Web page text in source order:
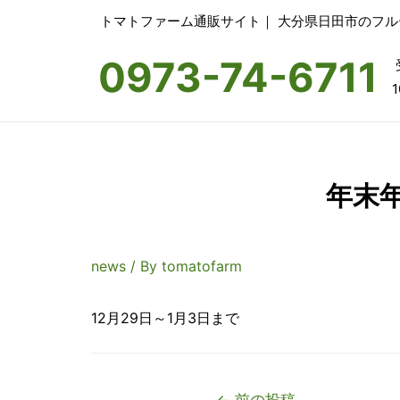
トマトファーム通販サイト｜ 大分県日田市のフ
0973-74-6711
年末
news / By tomatofarm
12月29日～1月3日まで